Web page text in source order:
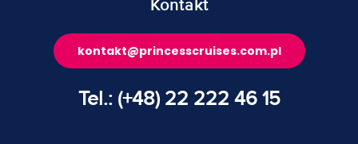
Kontakt
kontakt@princesscruises.com.pl
Tel.: (+48) 22 222 46 15